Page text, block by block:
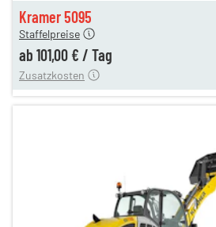
Kramer 5095
Staffelpreise
ab 101,00 € / Tag
12,00 €
Zusatzkosten